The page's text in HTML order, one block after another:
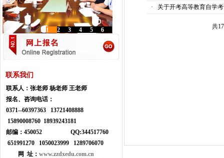
6
5
4
3
2
1
联系我们
联系人： 张老师 杨老师 王老师
报名、咨询电话：
0371--60397363 13721408888
15890008760 18939243181
邮编：450052 QQ:344517760
651991270 1050023999
1289706070
网 址： www.zzdxedu.com.cn
·
关于开考高等教育自学
共